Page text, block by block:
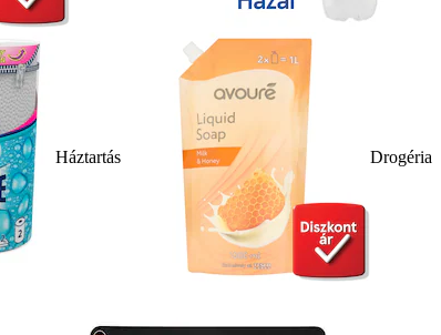
Háztartás Drogéria